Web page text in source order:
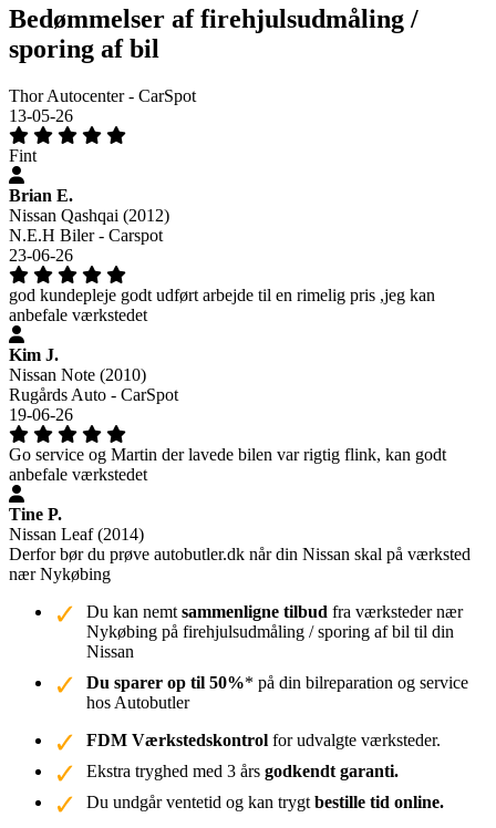
Bedømmelser af firehjulsudmåling /
sporing af bil
Thor Autocenter - CarSpot
13-05-26
Fint
Brian E.
Nissan Qashqai (2012)
N.E.H Biler - Carspot
23-06-26
god kundepleje godt udført arbejde til en rimelig pris ,jeg kan
anbefale værkstedet
Kim J.
Nissan Note (2010)
Rugårds Auto - CarSpot
19-06-26
Go service og Martin der lavede bilen var rigtig flink, kan godt
anbefale værkstedet
Tine P.
Nissan Leaf (2014)
Derfor bør du prøve autobutler.dk når din Nissan skal på værksted
nær Nykøbing
Du kan nemt sammenligne tilbud fra værksteder nær
Nykøbing på firehjulsudmåling / sporing af bil til din
Nissan
Du sparer op til 50%* på din bilreparation og service
hos Autobutler
FDM Værkstedskontrol for udvalgte værksteder.
Ekstra tryghed med 3 års godkendt garanti.
Du undgår ventetid og kan trygt bestille tid online.